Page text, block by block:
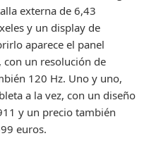
externa de 6,43
y un display de
aparece el panel
un resolución de
120 Hz. Uno y uno,
a la vez, con un diseño
y un precio también
euros.